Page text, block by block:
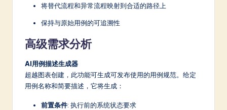
将替代流程和异常流程映射到合适的路径上
保持与原始用例的可追溯性
高级需求分析
AI用例描述生成器
超越图表创建，此功能可生成可发布使用的用例规范。给定
用例名称和简要描述，它将生成：
前置条件: 执行前的系统状态要求